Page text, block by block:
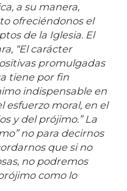
a su manera,
ofreciéndonos el
de la Iglesia. El
“El carácter
promulgadas
tiene por fin
indispensable en
esfuerzo moral, en el
y del prójimo.” La
no para decirnos
que si no
no podremos
como lo